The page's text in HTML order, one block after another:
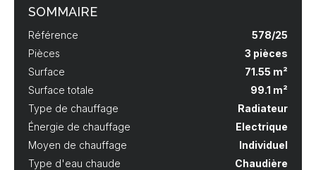
SOMMAIRE
Référence
578/25
Pièces
3 pièces
Surface
71.55 m²
Surface totale
99.1 m²
Type de chauffage
Radiateur
Énergie de chauffage
Electrique
Moyen de chauffage
Individuel
Type d'eau chaude
Chaudière